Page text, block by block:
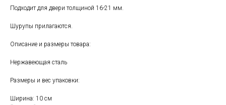
Подходит для двери толщиной 16-21 мм.
Шурупы прилагаются.
Описание и размеры товара:
Нержавеющая сталь
Размеры и вес упаковки:
Ширина: 10 см
с 10:00 до 22:00
+7 (903) 969-57-59
Почта:
ул. Поляны 8, ТЦ «ВИВА»